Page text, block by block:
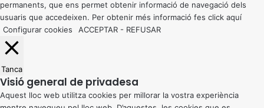
permanents, que ens permet obtenir informació de navegació dels
usuaris que accedeixen. Per obtenir més informació fes click aquí
Configurar cookies
ACCEPTAR - REFUSAR
Tanca
Visió general de privadesa
Aquest lloc web utilitza cookies per millorar la vostra experiència